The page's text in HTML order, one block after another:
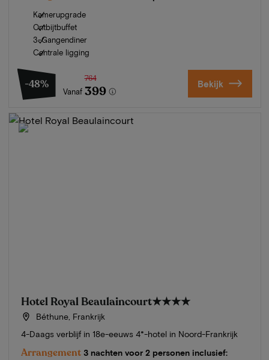
Kamerupgrade
Ontbijtbuffet
3-Gangendiner
Centrale ligging
-48%
Vanaf
764
399 Bekijk
Hotel Royal Beaulaincourt★★★★
Béthune, Frankrijk
4-Daags verblijf in 18e-eeuws 4*-hotel in Noord-Frankrijk
Arrangement 3 nachten voor 2 personen inclusief: